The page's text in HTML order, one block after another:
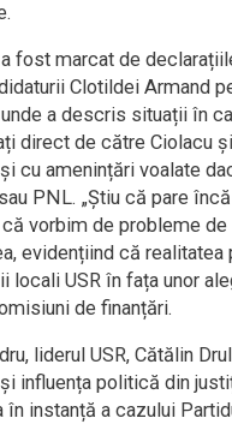
fost marcat de
Clotildei Armand
a descris situații în
direct de către Ciolacu
cu amenințări voalate
PNL. „Ştiu că pare
vorbim de probleme de
evidențiind că
locali USR în fața unor
de finanțări.
liderul USR, Cătălin
influența politică din
în instanță a cazului